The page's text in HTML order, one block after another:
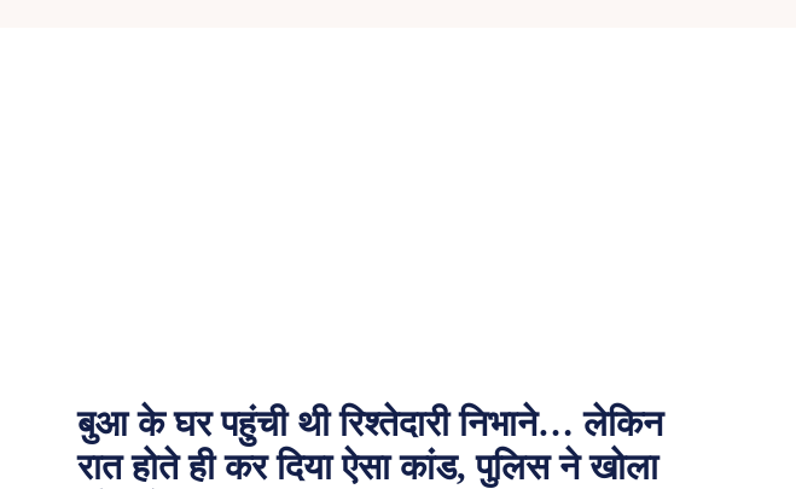
बुआ के घर पहुंची थी रिश्तेदारी निभाने… लेकिन
रात होते ही कर दिया ऐसा कांड, पुलिस ने खोला